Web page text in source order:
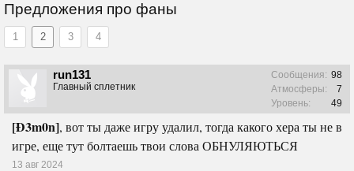
Предложения про фаны
1 2 3 4
run131
Главный сплетник
Сообщения: 98
Атмосферы:
7
Уровень:
49
[Ð3m0n], вот ты даже игру удалил, тогда какого хера ты не в
игре, еще тут болтаешь твои слова ОБНУЛЯЮТЬСЯ
13 авг 2024